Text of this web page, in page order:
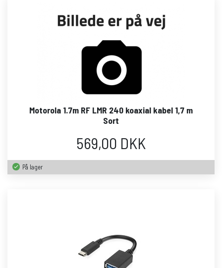
Motorola 1.7m RF LMR 240 koaxial kabel 1,7 m
Sort
569,00 DKK
På lager